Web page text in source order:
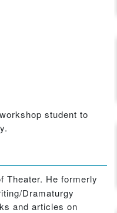
student to
Theater. He formerly
Dramaturgy
and articles on